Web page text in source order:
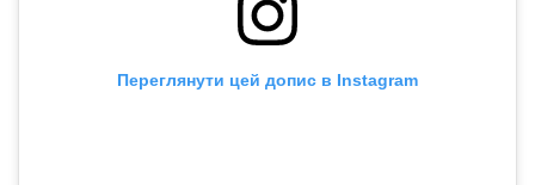
Переглянути цей допис в Instagram